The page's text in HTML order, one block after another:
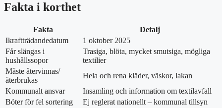
Fakta i korthet
Fakta
Detalj
Ikraftträdandedatum
1 oktober 2025
Får slängas i
hushållssopor
Trasiga, blöta, mycket smutsiga, mögliga
textilier
Måste återvinnas/
återbrukas
Hela och rena kläder, väskor, lakan
Kommunalt ansvar
Insamling och information om textilavfall
Böter för fel sortering
Ej reglerat nationellt – kommunal tillsyn